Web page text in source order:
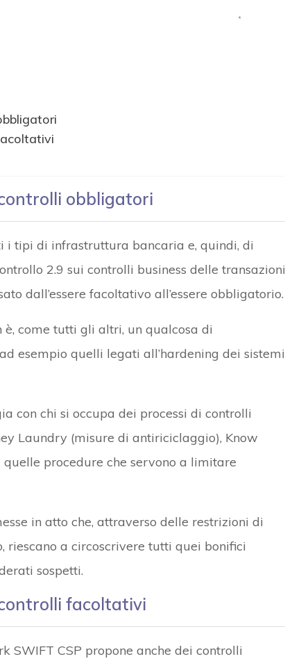
obbligatori
i tipi di infrastruttura bancaria e, quindi, di
2.9 sui controlli business delle transazioni
dall’essere facoltativo all’essere obbligatorio.
come tutti gli altri, un qualcosa di
esempio quelli legati all’hardening dei sistemi
con chi si occupa dei processi di controlli
Laundry (misure di antiriciclaggio), Know
procedure che servono a limitare
in atto che, attraverso delle restrizioni di
a circoscrivere tutti quei bonifici
sospetti.
facoltativi
CSP propone anche dei controlli